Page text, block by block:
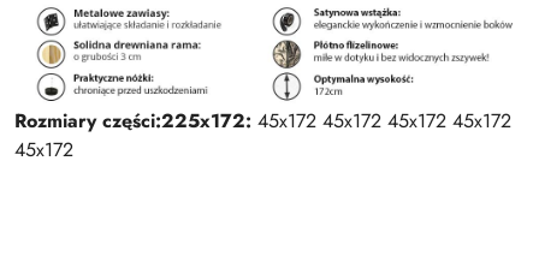
Rozmiary części:225x172: 45x172 45x172 45x172 45x172
45x172